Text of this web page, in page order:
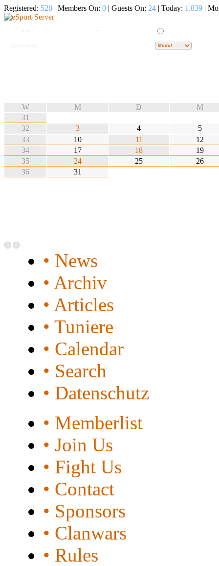
Registered: 528 | Members On: 0 | Guests On: 24 | Today: 1.839 |
W M D
M
31
32
3 4
5
33
10 11
12
34
17 18
19
35
24 25
26
36
31
• News
• Archiv
• Articles
• Tuniere
• Calendar
• Search
• Datenschutz
• Memberlist
• Join Us
• Fight Us
• Contact
• Sponsors
• Clanwars
• Rules